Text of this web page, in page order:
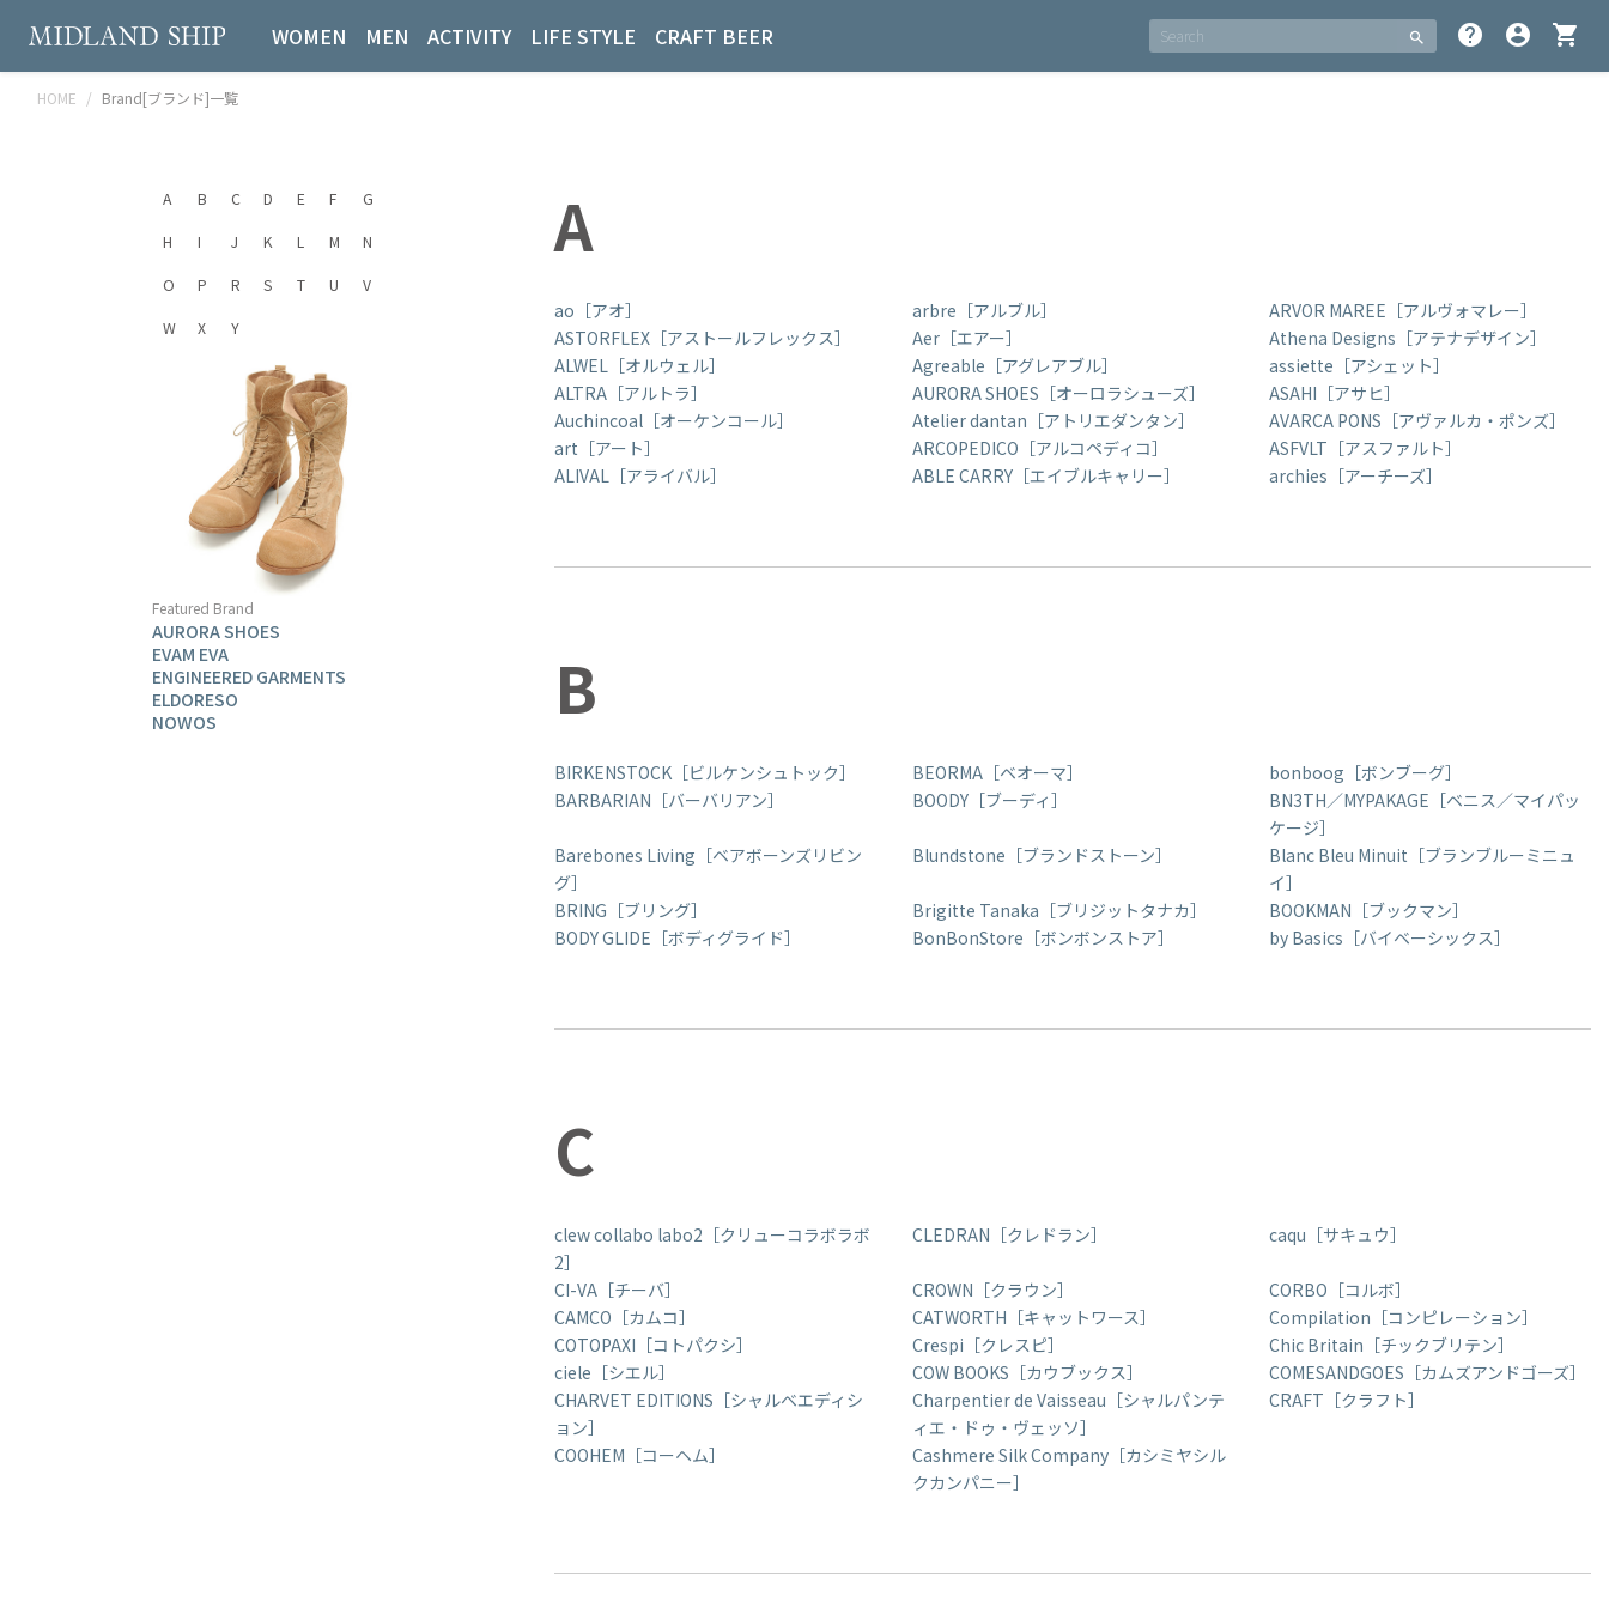
search help account_circle shopping_cart
WOMEN MEN ACTIVITY LIFE STYLE CRAFT BEER
HOME Brand[ブランド]一覧
A B C D E F
G
H
I J K L M
N
O
P R S T U
V
W
X Y
Featured Brand
AURORA SHOES
EVAM EVA
ENGINEERED GARMENTS
ELDORESO
NOWOS
A
ao［アオ］ arbre［アルブル］
ARVOR MAREE［アルヴォマレー］
ASTORFLEX［アストールフレックス］
Aer［エアー］
Athena Designs［アテナデザイン］
ALWEL［オルウェル］
Agreable［アグレアブル］
assiette［アシェット］
ALTRA［アルトラ］
AURORA SHOES［オーロラシューズ］
ASAHI［アサヒ］
Auchincoal［オーケンコール］
Atelier dantan［アトリエダンタン］
AVARCA PONS［アヴァルカ・ポンズ］
art［アート］
ARCOPEDICO［アルコペディコ］
ASFVLT［アスファルト］
ALIVAL［アライバル］
ABLE CARRY［エイブルキャリー］ archies［アーチーズ］
B
BIRKENSTOCK［ビルケンシュトック］ BEORMA［ベオーマ］
bonboog［ボンブーグ］
BARBARIAN［バーバリアン］
BOODY［ブーディ］
BN3TH／MYPAKAGE［ベニス／マイパッ
ケージ］
Barebones Living［ベアボーンズリビン
グ］
Blundstone［ブランドストーン］
Blanc Bleu Minuit［ブランブルーミニュ
イ］
BRING［ブリング］
Brigitte Tanaka［ブリジットタナカ］
BOOKMAN［ブックマン］
BODY GLIDE［ボディグライド］
BonBonStore［ボンボンストア］ by Basics［バイベーシックス］
C
clew collabo labo2［クリューコラボラボ
2］
CLEDRAN［クレドラン］ caqu［サキュウ］
CI-VA［チーバ］ CROWN［クラウン］
CORBO［コルボ］
CAMCO［カムコ］
CATWORTH［キャットワース］
Compilation［コンピレーション］
COTOPAXI［コトパクシ］
Crespi［クレスピ］
Chic Britain［チックブリテン］
ciele［シエル］
COW BOOKS［カウブックス］
COMESANDGOES［カムズアンドゴーズ］
CHARVET EDITIONS［シャルベエディシ
ョン］
Charpentier de Vaisseau［シャルパンテ
ィエ・ドゥ・ヴェッソ］
CRAFT［クラフト］
COOHEM［コーヘム］
Cashmere Silk Company［カシミヤシル
クカンパニー］